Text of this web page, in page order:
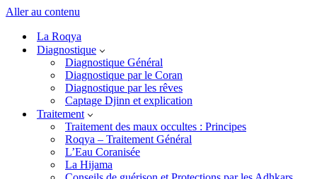
Aller au contenu
La Roqya
Diagnostique
Diagnostique Général
Diagnostique par le Coran
Diagnostique par les rêves
Captage Djinn et explication
Traitement
Traitement des maux occultes : Principes
Roqya – Traitement Général
L’Eau Coranisée
La Hijama
roqya bebe
Abu Yassine
10 janvier 2024
[ad_1] Unfortunately, your request is not entirely clear, as the topic